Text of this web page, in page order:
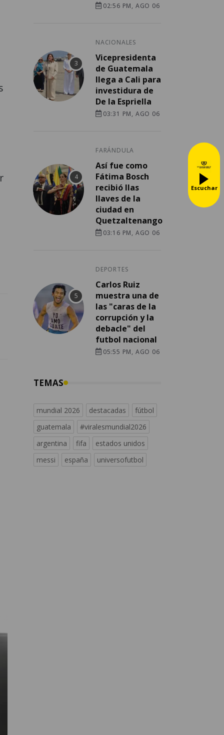
02:56 PM, AGO 06
NACIONALES
Vicepresidenta
de Guatemala
llega a Cali para
investidura de
De la Espriella
03:31 PM, AGO 06
FARÁNDULA
Así fue como
Fátima Bosch
recibió llas
llaves de la
ciudad en
Quetzaltenango
03:16 PM, AGO 06
DEPORTES
Carlos Ruiz
muestra una de
las "caras de la
corrupción y la
debacle" del
futbol nacional
05:55 PM, AGO 06
TEMAS
mundial 2026 destacadas
fútbol
guatemala
#viralesmundial2026
argentina
fifa
estados unidos
messi
españa universofutbol
Escuchar